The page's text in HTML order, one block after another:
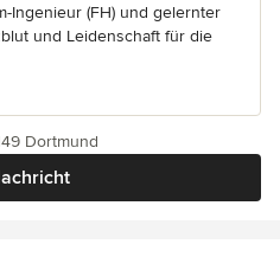
Ingenieur (FH) und gelernter
und Leidenschaft für die
Dortmund